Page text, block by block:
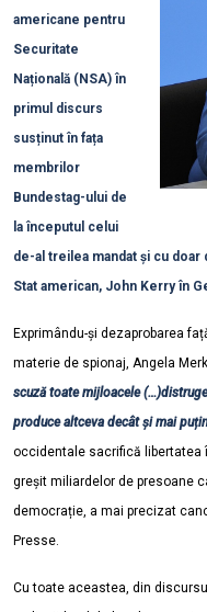
americane pentru
Securitate
Națională (NSA) în
primul discurs
susținut în fața
membrilor
Bundestag-ului de
la începutul celui
de-al treilea mandat și cu
Stat american, John Kerry în
Exprimându-și dezaprobarea
materie de spionaj, Angela
scuză toate mijloacele
produce altceva decât și mai
occidentale sacrifică libertatea
greșit miliardelor de presoane
democrație, a mai precizat
Presse.
Cu toate aceastea, din